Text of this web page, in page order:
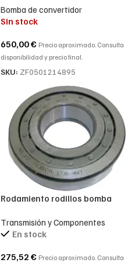
0501214895-0501.214.895-
0501 214 895
Bomba de convertidor
Sin stock
650,00€ Precio aproximado. Consulta
disponibilidad y precio final.
SKU: ZF0501214895
Rodamiento rodillos bomba
23048022, 50-110-27
Transmisión y Componentes
En stock
275,52 € Precio aproximado. Consulta